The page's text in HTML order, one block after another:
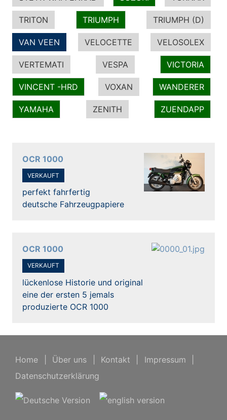
TRITON TRIUMPH TRIUMPH (D)
VAN VEEN VELOCETTE VELOSOLEX
VERTEMATI VESPA VICTORIA
VINCENT -HRD VOXAN WANDERER
YAMAHA ZENITH ZUENDAPP
OCR 1000
VERKAUFT
perfekt fahrfertig
deutsche Fahrzeugpapiere
OCR 1000
VERKAUFT
lückenlose Historie und original
eine der ersten 5 jemals
produzierte OCR 1000
Home Über uns Kontakt Impressum
Datenschutzerklärung